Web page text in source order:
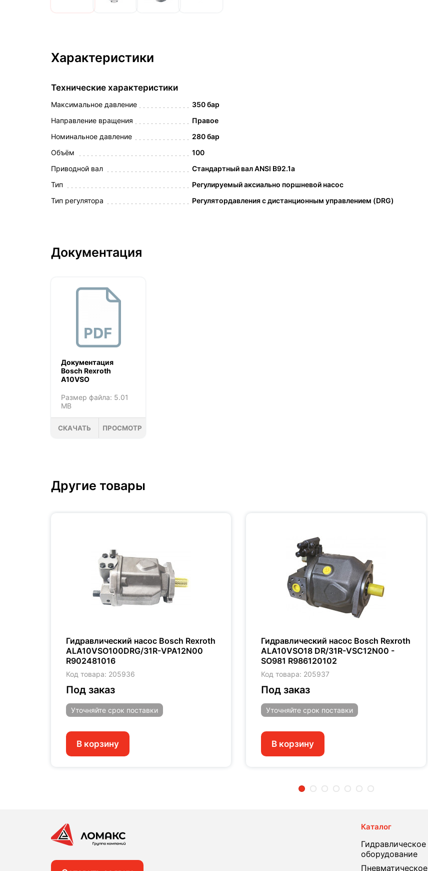
Характеристики
Технические характеристики
Максимальное давление
350 бар
Направление вращения
Правое
Номинальное давление
280 бар
Объём
100
Приводной вал
Стандартный вал ANSI B92.1a
Тип
Регулируемый аксиально поршневой насос
Тип регулятора
Регулятордавления с дистанционным управлением (DRG)
Документация
Документация
Bosch Rexroth
A10VSO
Размер файла: 5.01
MB
СКАЧАТЬ ПРОСМОТР
Другие товары
Гидравлический насос Bosch Rexroth
ALA10VSO100DRG/31R-VPA12N00
R902481016
Код товара: 205936
Под заказ
Уточняйте срок поставки
В корзину
Гидравлический насос Bosch Rexroth
ALA10VSO18 DR/31R-VSC12N00 -
SO981 R986120102
Код товара: 205937
Под заказ
Уточняйте срок поставки
В корзину
Каталог
Гидравлическое
оборудование
Пневматическое